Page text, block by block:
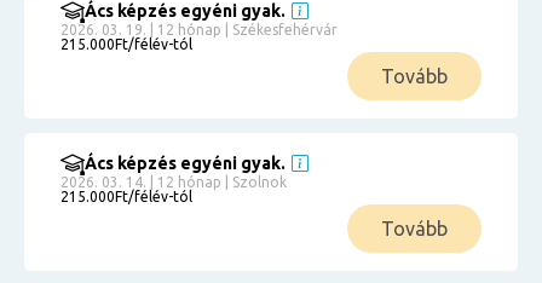
Ács képzés egyéni gyak.
2026. 03. 19. | 12 hónap | Székesfehérvár
215.000Ft/félév-tól
Tovább
Ács képzés egyéni gyak.
2026. 03. 14. | 12 hónap | Szolnok
215.000Ft/félév-tól
Tovább